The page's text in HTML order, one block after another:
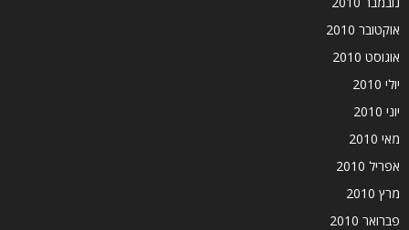
אוקטובר 2010
אוגוסט 2010
יולי 2010
יוני 2010
מאי 2010
אפריל 2010
מרץ 2010
פברואר 2010